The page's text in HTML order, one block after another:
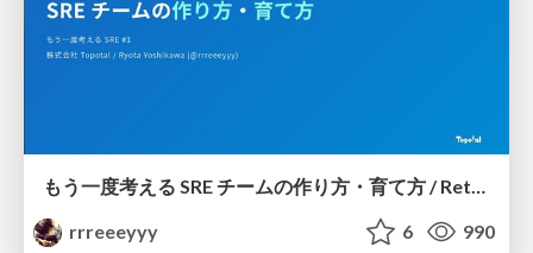
もう一度考える SRE チームの作り方・育て方 / Rethinking SRE #1: Building and Growing SRE Teams
rrreeeyyy
6 990